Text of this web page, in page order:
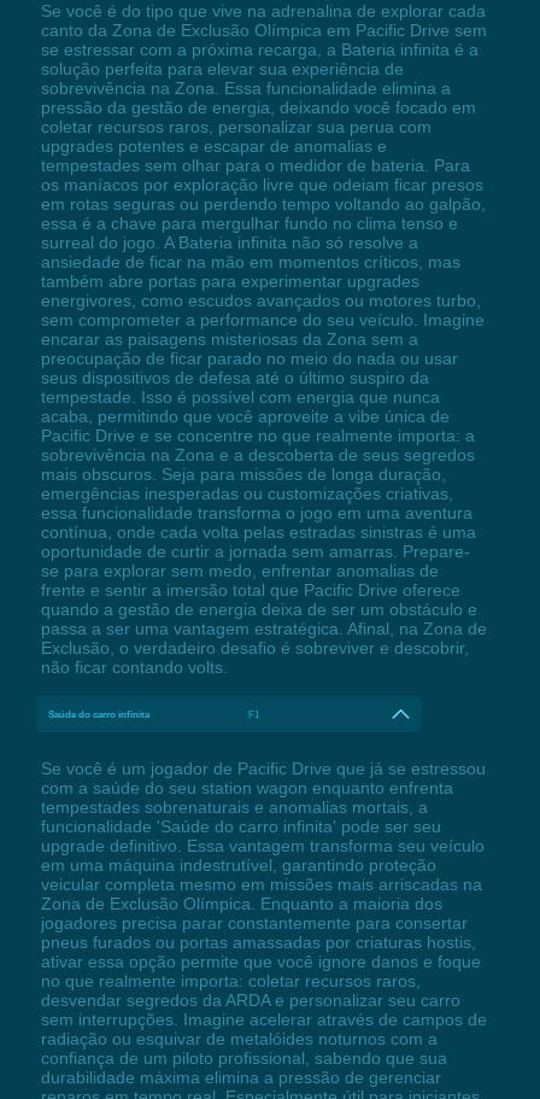
Se você é do tipo que vive na adrenalina de explorar cada
canto da Zona de Exclusão Olímpica em Pacific Drive sem
se estressar com a próxima recarga, a Bateria infinita é a
solução perfeita para elevar sua experiência de
sobrevivência na Zona. Essa funcionalidade elimina a
pressão da gestão de energia, deixando você focado em
coletar recursos raros, personalizar sua perua com
upgrades potentes e escapar de anomalias e
tempestades sem olhar para o medidor de bateria. Para
os maníacos por exploração livre que odeiam ficar presos
em rotas seguras ou perdendo tempo voltando ao galpão,
essa é a chave para mergulhar fundo no clima tenso e
surreal do jogo. A Bateria infinita não só resolve a
ansiedade de ficar na mão em momentos críticos, mas
também abre portas para experimentar upgrades
energivores, como escudos avançados ou motores turbo,
sem comprometer a performance do seu veículo. Imagine
encarar as paisagens misteriosas da Zona sem a
preocupação de ficar parado no meio do nada ou usar
seus dispositivos de defesa até o último suspiro da
tempestade. Isso é possível com energia que nunca
acaba, permitindo que você aproveite a vibe única de
Pacific Drive e se concentre no que realmente importa: a
sobrevivência na Zona e a descoberta de seus segredos
mais obscuros. Seja para missões de longa duração,
emergências inesperadas ou customizações criativas,
essa funcionalidade transforma o jogo em uma aventura
contínua, onde cada volta pelas estradas sinistras é uma
oportunidade de curtir a jornada sem amarras. Prepare-
se para explorar sem medo, enfrentar anomalias de
frente e sentir a imersão total que Pacific Drive oferece
quando a gestão de energia deixa de ser um obstáculo e
passa a ser uma vantagem estratégica. Afinal, na Zona de
Exclusão, o verdadeiro desafio é sobreviver e descobrir,
não ficar contando volts.
Saúde do carro infinita F1
Se você é um jogador de Pacific Drive que já se estressou
com a saúde do seu station wagon enquanto enfrenta
tempestades sobrenaturais e anomalias mortais, a
funcionalidade 'Saúde do carro infinita' pode ser seu
upgrade definitivo. Essa vantagem transforma seu veículo
em uma máquina indestrutível, garantindo proteção
veicular completa mesmo em missões mais arriscadas na
Zona de Exclusão Olímpica. Enquanto a maioria dos
jogadores precisa parar constantemente para consertar
pneus furados ou portas amassadas por criaturas hostis,
ativar essa opção permite que você ignore danos e foque
no que realmente importa: coletar recursos raros,
desvendar segredos da ARDA e personalizar seu carro
sem interrupções. Imagine acelerar através de campos de
radiação ou esquivar de metalóides noturnos com a
confiança de um piloto profissional, sabendo que sua
durabilidade máxima elimina a pressão de gerenciar